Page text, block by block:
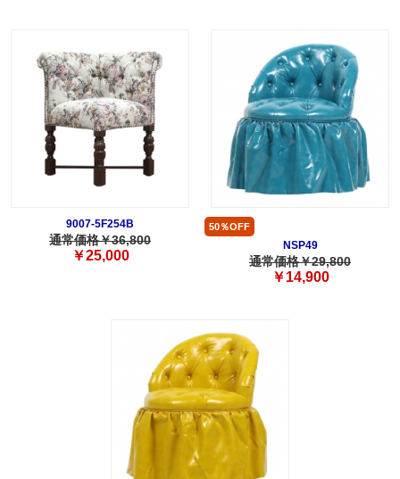
9007-5F254B
通常価格￥36,800
￥25,000
50％OFF
NSP49
通常価格￥29,800
￥14,900